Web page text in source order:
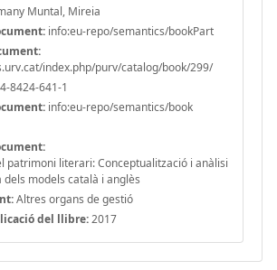
Muntal, Mireia
info:eu-repo/semantics/bookPart
index.php/purv/catalog/book/299/
8424-641-1
info:eu-repo/semantics/book
patrimoni literari: Conceptualització i anàlisi
models català i anglès
Altres organs de gestió
del llibre:2017